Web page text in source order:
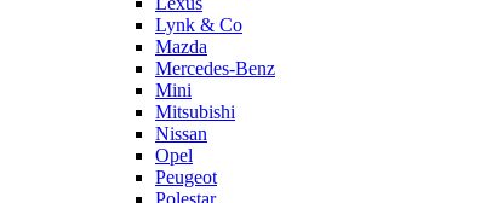
Lynk & Co
Mazda
Mercedes-Benz
Mini
Mitsubishi
Nissan
Opel
Peugeot
Polestar